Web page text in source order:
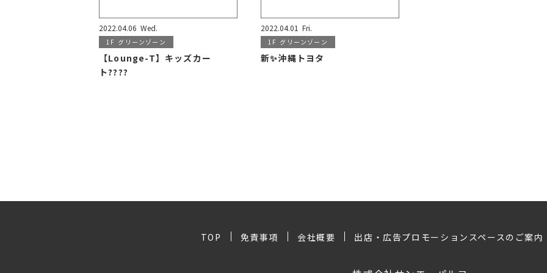
2022.04.06 Wed.
1F グリーンゾーン
【Lounge-T】キッズカー
ト????
2022.04.01 Fri.
1F グリーンゾーン
新✨沖縄トヨタ
TOP 免責事項 会社概要 出店・広告プロモーションスペースのご案内